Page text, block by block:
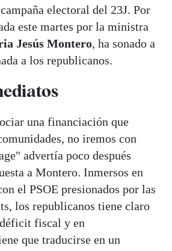
electoral del 23J. Por
este martes por la ministra
Jesús Montero, ha sonado a
a los republicanos.
una financiación que
no iremos con
advertía poco después
a Montero. Inmersos en
el PSOE presionados por las
los republicanos tiene claro
fiscal y en
que traducirse en un